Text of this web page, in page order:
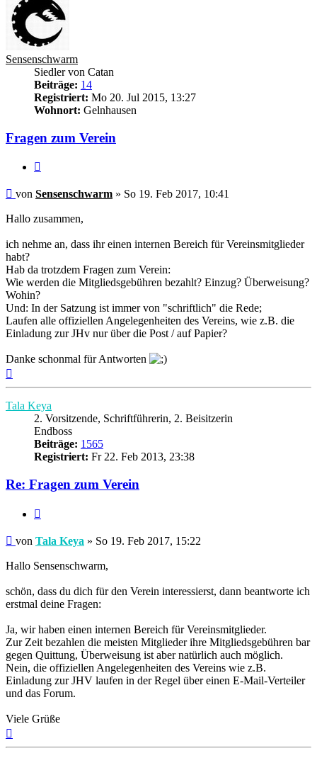
Sensenschwarm
Siedler von Catan
Beiträge: 14
Registriert: Mo 20. Jul 2015, 13:27
Wohnort: Gelnhausen
Fragen zum Verein
Beitrag
von Sensenschwarm » So 19. Feb 2017, 10:41
Hallo zusammen,
ich nehme an, dass ihr einen internen Bereich für Vereinsmitglieder
habt?
Hab da trotzdem Fragen zum Verein:
Wie werden die Mitgliedsgebühren bezahlt? Einzug? Überweisung?
Wohin?
Und: In der Satzung ist immer von "schriftlich" die Rede;
Laufen alle offiziellen Angelegenheiten des Vereins, wie z.B. die
Einladung zur JHv nur über die Post / auf Papier?
Danke schonmal für Antworten
Tala Keya
2. Vorsitzende, Schriftführerin, 2. Beisitzerin
Endboss
Beiträge: 1565
Registriert: Fr 22. Feb 2013, 23:38
Re: Fragen zum Verein
Beitrag
von Tala Keya » So 19. Feb 2017, 15:22
Hallo Sensenschwarm,
schön, dass du dich für den Verein interessierst, dann beantworte ich
erstmal deine Fragen:
Ja, wir haben einen internen Bereich für Vereinsmitglieder.
Zur Zeit bezahlen die meisten Mitglieder ihre Mitgliedsgebühren bar
gegen Quittung, Überweisung ist aber natürlich auch möglich.
Nein, die offiziellen Angelegenheiten des Vereins wie z.B.
Einladung zur JHV laufen in der Regel über einen E-Mail-Verteiler
und das Forum.
Viele Grüße